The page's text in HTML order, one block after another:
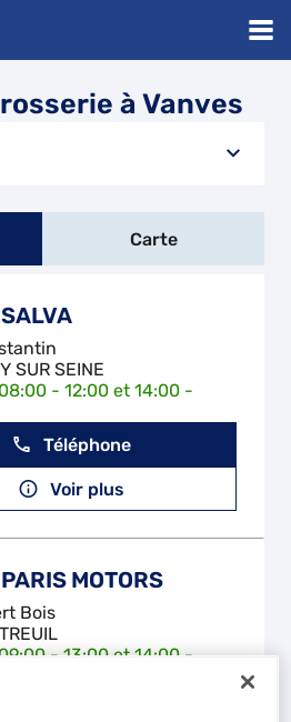
à Vanves
Carte
SUR SEINE
- 12:00 et 14:00 -
Téléphone
Voir plus
MOTORS
Bois
- 13:00 et 14:00 -